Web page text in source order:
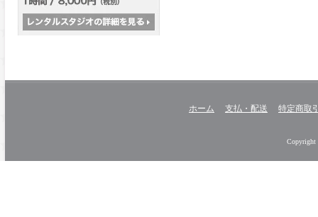
ホーム 支払・配送 特定商取
Copyright